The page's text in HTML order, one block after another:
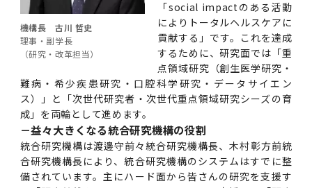
会計監査人候補者の決定について
教育等の情報
動物実験等に関する情報
企業等からの資金提供状況の公表
次世代育成支援対策推進法による一般事業主行
動計画
女性の活躍推進に向けた取り組み
次世代認定マーク「くるみん」を取得しました
（基準適合一般事業主認定）
大学祭
留学について
ILA国府台 公開講座等のお知らせ
キャンパス紹介
(*Autumn admission)
令和６年度（２０２４年度）総合知と癒しの次
世代フロントランナー育成プログラム（医歯学
系）「Science Tokyo SPRING (医歯学系)」
（旧TMDU卓越大学院生制度）対象学生（秋入
学対象）の募集について
Call for Applications to TMDU-SPRING
Program (formerly the TMDU WISE
Program) for the 2024 Academic Year
教養部在学生
医学部在学生
歯学部在学生
大学院在学生
附属学校在学生
障がいのある学生サポートトップ
修学上の支援について
学生相談支援室
障害を理由とする差別の解消の推進に関する対
応要領
文部科学省からのお知らせ
令和７年度（２０２５年度）新入生向けPC購
入推奨仕様書
令和６年度（２０２４年度）東京医科歯科大学
「研究者早期育成コース」採用決定通知書授与
式を行いました。
インターンシップ
就職支援サイトリンク集
就職支援ガイド
外国人留学生の就職情報について
就職活動体験談について
国立美術館キャンパスメンバーズ
新入学の大学院生へ To New Graduate
Students
分野構成
医歯学総合研究科博士課程生命理工学系専攻履
年報トップ
2024年（25.7MB）
2023年（49.5MB）
2022年（38.1 MB）
2021年（PDF：71.9 MB）
統合教育機構学務企画課
セミナー・特別講義
セミナー・特別講義トップ
2026年度
2025年度
設置計画履行状況報告書
年報
年報トップ
2024年（PDF：5.4MB）
2023年（PDF：4.5MB）
2022年（PDF：53.8 MB）
統合教育機構トップ
医学・歯学分野における数理・データサイエン
ス・AI教育開発事業
大学統合時の教育・学生生活について（受験生
向け）
Regarding education and student life after
the integration（For prospective
students）
統合研究機構・統合イノベーション機構
統合研究機構・統合イノベーション機構トップ
統合イノベーション機構
統合イノベーション機構トップ
医療ビッグデータによるトータル・ヘルスケア
若手研究者支援センター（統合研究機構）
研究基盤クラスター（統合研究機構）
オープンイノベーションセンター
統合国際機構
統合情報機構（図書館部門・ITセキュリティ部
門）
ヒトES細胞倫理審査委員会
利益相反に関する説明会資料(ダウンロード)(学
内専用)
研究大学強化促進事業に関する情報・評価
機構長 古川 哲史
理事・副学長
（研究・改革担当）
「social impactのある活動
によりトータルヘルスケアに
貢献する」です。これを達成
するために、研究面では「重
点領域研究（創生医学研究・
難病・希少疾患研究・口腔科学研究・データサイエン
ス）」と「次世代研究者・次世代重点領域研究シーズの育
成」を両輪として進めます。
－益々大きくなる統合研究機構の役割
統合研究機構は渡邊守前々統合研究機構長、木村彰方前統
合研究機構長により、統合研究機構のシステムはすでに整
備されています。主にハード面から皆さんの研究を支援す